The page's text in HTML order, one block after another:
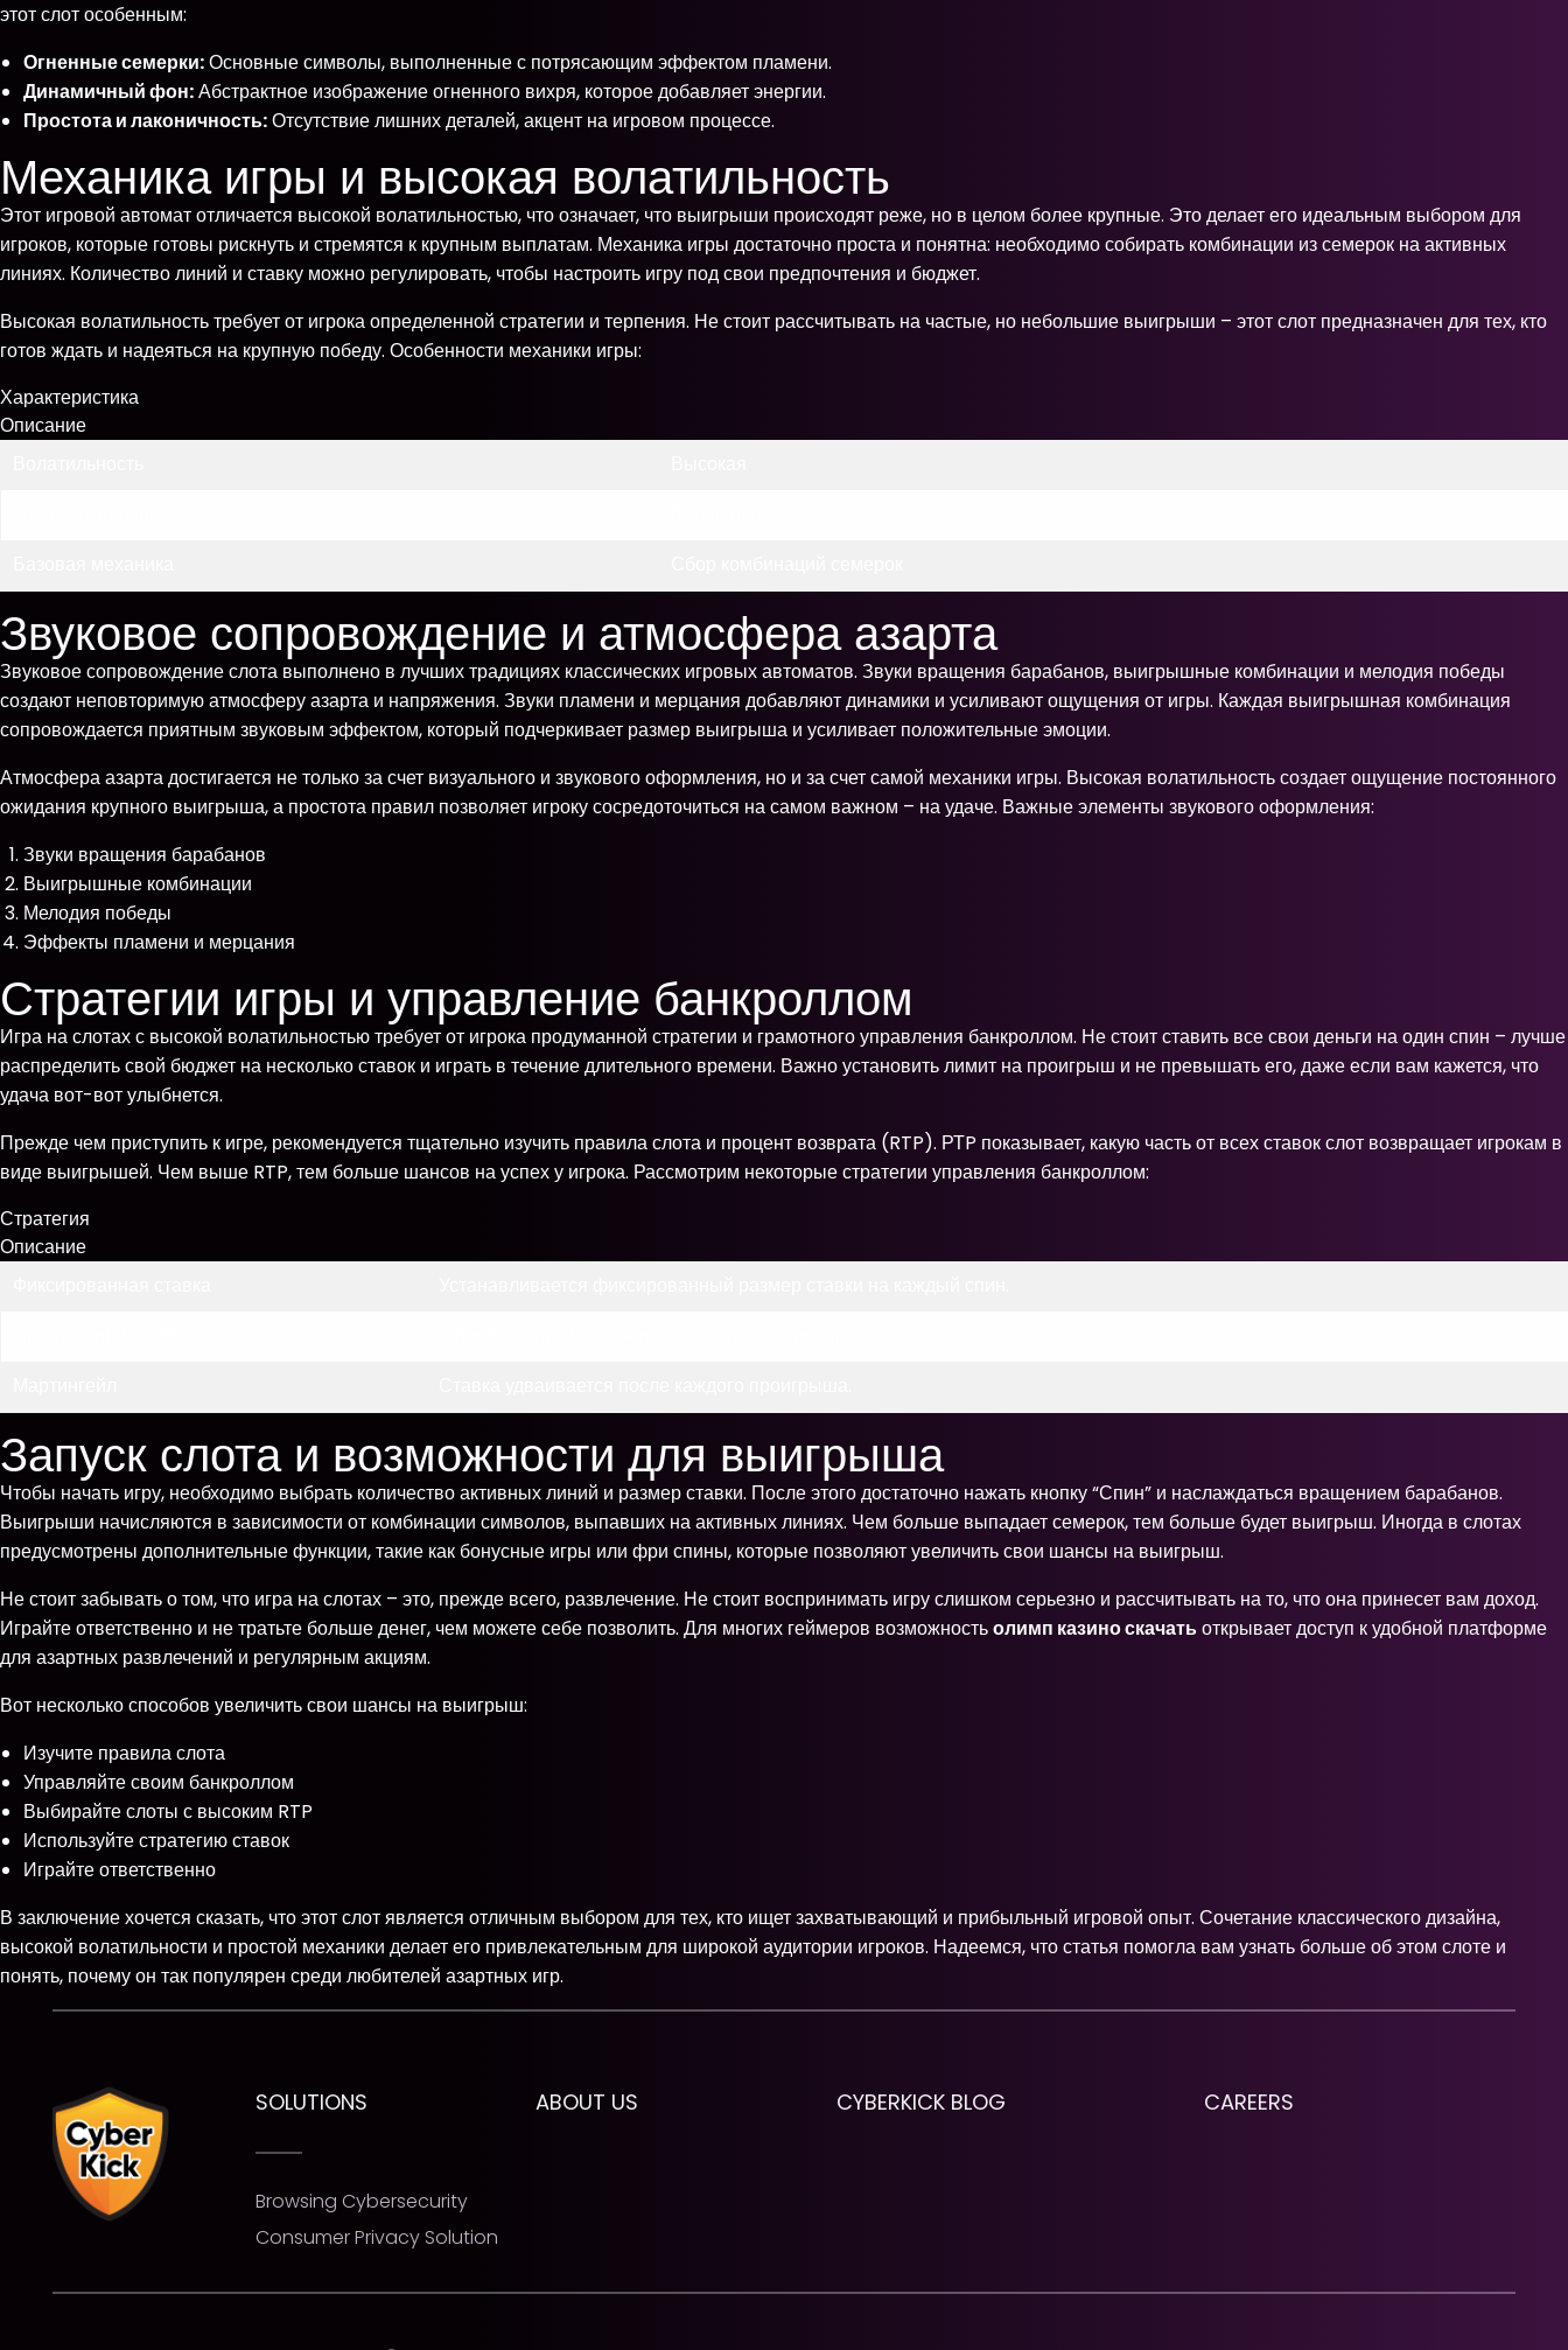
этот слот особенным:
Огненные семерки:Основные символы, выполненные с потрясающим эффектом пламени.
Динамичный фон:Абстрактное изображение огненного вихря, которое добавляет энергии.
Простота и лаконичность:Отсутствие лишних деталей, акцент на игровом процессе.
Механика игры и высокая волатильность
Этот игровой автомат отличается высокой волатильностью, что означает, что выигрыши происходят реже, но в целом более крупные. Это делает его идеальным выбором для
игроков, которые готовы рискнуть и стремятся к крупным выплатам. Механика игры достаточно проста и понятна: необходимо собирать комбинации из семерок на активных
линиях. Количество линий и ставку можно регулировать, чтобы настроить игру под свои предпочтения и бюджет.
Высокая волатильность требует от игрока определенной стратегии и терпения. Не стоит рассчитывать на частые, но небольшие выигрыши – этот слот предназначен для тех, кто
готов ждать и надеяться на крупную победу. Особенности механики игры:
Характеристика
Описание
Звуковое сопровождение и атмосфера азарта
Звуковое сопровождение слота выполнено в лучших традициях классических игровых автоматов. Звуки вращения барабанов, выигрышные комбинации и мелодия победы
создают неповторимую атмосферу азарта и напряжения. Звуки пламени и мерцания добавляют динамики и усиливают ощущения от игры. Каждая выигрышная комбинация
сопровождается приятным звуковым эффектом, который подчеркивает размер выигрыша и усиливает положительные эмоции.
Атмосфера азарта достигается не только за счет визуального и звукового оформления, но и за счет самой механики игры. Высокая волатильность создает ощущение постоянного
ожидания крупного выигрыша, а простота правил позволяет игроку сосредоточиться на самом важном – на удаче. Важные элементы звукового оформления:
Звуки вращения барабанов
Выигрышные комбинации
Мелодия победы
Эффекты пламени и мерцания
Стратегии игры и управление банкроллом
Игра на слотах с высокой волатильностью требует от игрока продуманной стратегии и грамотного управления банкроллом. Не стоит ставить все свои деньги на один спин – лучше
распределить свой бюджет на несколько ставок и играть в течение длительного времени. Важно установить лимит на проигрыш и не превышать его, даже если вам кажется, что
удача вот-вот улыбнется.
Прежде чем приступить к игре, рекомендуется тщательно изучить правила слота и процент возврата (RTP). РТP показывает, какую часть от всех ставок слот возвращает игрокам в
виде выигрышей. Чем выше RTP, тем больше шансов на успех у игрока. Рассмотрим некоторые стратегии управления банкроллом:
Стратегия
Описание
Запуск слота и возможности для выигрыша
Чтобы начать игру, необходимо выбрать количество активных линий и размер ставки. После этого достаточно нажать кнопку “Спин” и наслаждаться вращением барабанов.
Выигрыши начисляются в зависимости от комбинации символов, выпавших на активных линиях. Чем больше выпадает семерок, тем больше будет выигрыш. Иногда в слотах
предусмотрены дополнительные функции, такие как бонусные игры или фри спины, которые позволяют увеличить свои шансы на выигрыш.
Не стоит забывать о том, что игра на слотах – это, прежде всего, развлечение. Не стоит воспринимать игру слишком серьезно и рассчитывать на то, что она принесет вам доход.
Играйте ответственно и не тратьте больше денег, чем можете себе позволить. Для многих геймеров возможностьолимп казино скачатьоткрывает доступ к удобной платформе
для азартных развлечений и регулярным акциям.
Вот несколько способов увеличить свои шансы на выигрыш:
Изучите правила слота
Управляйте своим банкроллом
Выбирайте слоты с высоким RTP
Используйте стратегию ставок
Играйте ответственно
В заключение хочется сказать, что этот слот является отличным выбором для тех, кто ищет захватывающий и прибыльный игровой опыт. Сочетание классического дизайна,
высокой волатильности и простой механики делает его привлекательным для широкой аудитории игроков. Надеемся, что статья помогла вам узнать больше об этом слоте и
понять, почему он так популярен среди любителей азартных игр.
SOLUTIONS
Browsing Cybersecurity
Consumer Privacy Solution
ABOUT US CYBERKICK BLOG CAREERS